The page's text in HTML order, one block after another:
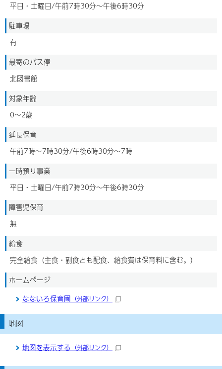
平日・土曜日/午前7時30分～午後6時30分
駐車場
有
最寄のバス停
北図書館
対象年齢
0～2歳
延長保育
午前7時～7時30分/午後6時30分～7時
一時預り事業
平日・土曜日/午前7時30分～午後6時30分
障害児保育
無
給食
完全給食（主食・副食とも配食、給食費は保育料に含む。）
ホームページ
なないろ保育園 （外部リンク）
地図
地図を表示する （外部リンク）